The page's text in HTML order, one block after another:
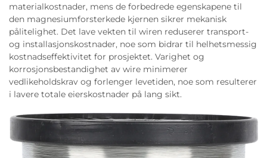
materialkostnader, mens de forbedrede egenskapene til
den magnesiumforsterkede kjernen sikrer mekanisk
pålitelighet. Det lave vekten til wiren reduserer transport-
og installasjonskostnader, noe som bidrar til helhetsmessig
kostnadseffektivitet for prosjektet. Varighet og
korrosjonsbestandighet av wire minimerer
vedlikeholdskrav og forlenger levetiden, noe som resulterer
i lavere totale eierskostnader på lang sikt.